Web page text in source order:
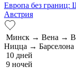
Европа без
Австрия
Минск → Вена →
Ницца →
10 дней
9 ночей